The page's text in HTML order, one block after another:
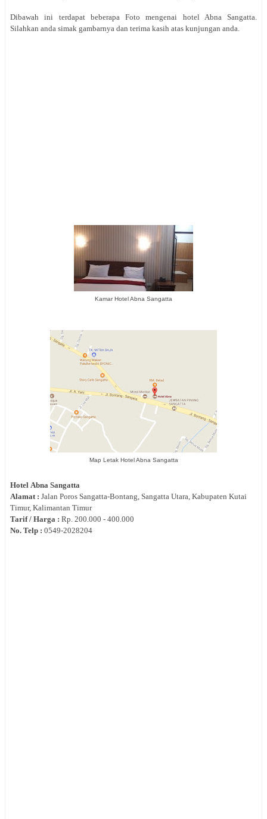
Dibawah ini terdapat beberapa Foto mengenai hotel Abna Sangatta.
Silahkan anda simak gambarnya dan terima kasih atas kunjungan anda.
Kamar Hotel Abna Sangatta
Map Letak Hotel Abna Sangatta
Hotel Abna Sangatta
Alamat : Jalan Poros Sangatta-Bontang, Sangatta Utara, Kabupaten Kutai
Timur, Kalimantan Timur
Tarif / Harga : Rp. 200.000 - 400.000
No. Telp : 0549-2028204